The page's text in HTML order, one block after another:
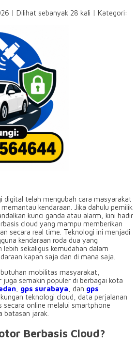
| Dilihat sebanyak 28 kali | Kategori:
digital telah mengubah cara masyarakat
kendaraan. Jika dahulu pemilik
kunci ganda atau alarm, kini hadir
cloud yang mampu memberikan
secara real time. Teknologi ini menjadi
kendaraan roda dua yang
lebih sekaligus kemudahan dalam
kapan saja dan di mana saja.
mobilitas masyarakat,
juga semakin populer di berbagai kota
gps surabaya , dan gps
teknologi cloud, data perjalanan
secara online melalui smartphone
batasan jarak.
Berbasis Cloud?